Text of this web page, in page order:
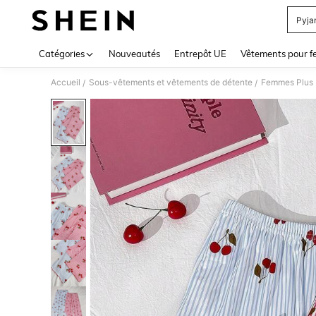
Catégories Nouveautés Entrepôt UE Vêtements pour
Accueil / Sous-vêtements et vêtements de détente / Femmes